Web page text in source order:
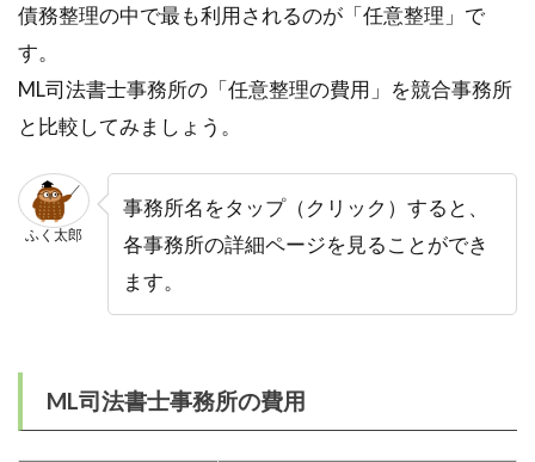
債務整理の中で最も利用されるのが「任意整理」で
す。
ML司法書士事務所の「任意整理の費用」を競合事務所
と比較してみましょう。
ふく太郎
事務所名をタップ（クリック）すると、
各事務所の詳細ページを見ることができ
ます。
ML司法書士事務所の費用